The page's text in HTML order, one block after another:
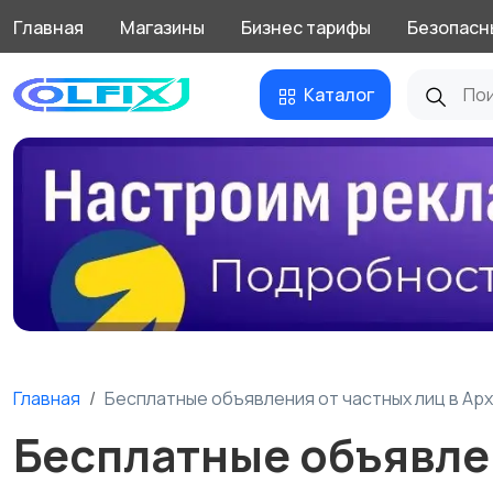
Главная Магазины Бизнес тарифы
Каталог
Главная Бесплатные объявления от частных лиц в
Бесплатные